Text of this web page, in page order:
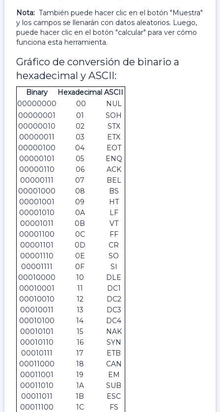
Nota: También puede hacer clic en el botón "Muestra"
y los campos se llenarán con datos aleatorios. Luego,
puede hacer clic en el botón "calcular" para ver cómo
funciona esta herramienta.
Gráfico de conversión de binario a
hexadecimal y ASCII:
Binary Hexadecimal ASCII
00000000
00
NUL
00000001
01
SOH
00000010
02
STX
00000011
03
ETX
00000100
04
EOT
00000101
05
ENQ
00000110
06
ACK
00000111
07
BEL
00001000
08
BS
00001001
09
HT
00001010
0A
LF
00001011
0B
VT
00001100
0C
FF
00001101
0D
CR
00001110
0E
SO
00001111
0F
SI
00010000
10
DLE
00010001
11
DC1
00010010
12
DC2
00010011
13
DC3
00010100
14
DC4
00010101
15
NAK
00010110
16
SYN
00010111
17
ETB
00011000
18
CAN
00011001
19
EM
00011010
1A
SUB
00011011
1B
ESC
00011100
1C
FS